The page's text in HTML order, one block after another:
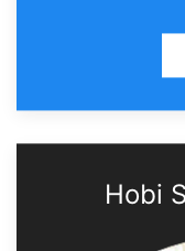
Hobi